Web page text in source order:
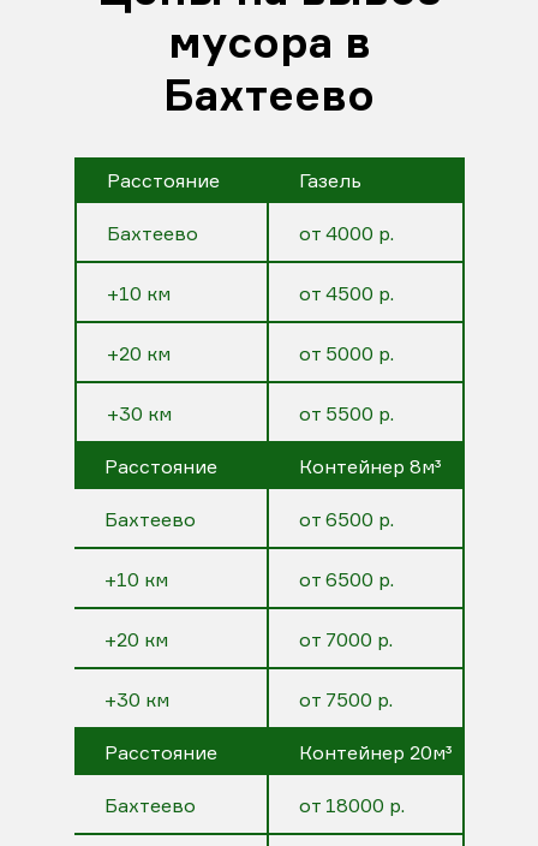
мусора в
Бахтеево
Расстояние
Бахтеево
+10 км
+20 км
+30 км
Газель
от 4000 р.
от 4500 р.
от 5000 р.
от 5500 р.
Расстояние
Бахтеево
+10 км
+20 км
+30 км
Контейнер 8м³
от 6500 р.
от 6500 р.
от 7000 р.
от 7500 р.
Расстояние
Бахтеево
Контейнер 20м³
от 18000 р.